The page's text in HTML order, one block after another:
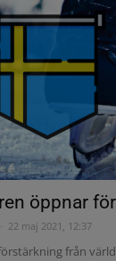
öppnar
22 maj 2021, 12:37
från